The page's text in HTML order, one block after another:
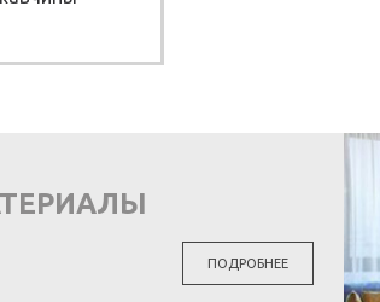
ПОДРОБНЕЕ